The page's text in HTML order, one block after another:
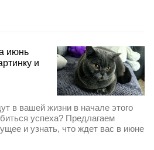
июнь
и
в вашей жизни в начале этого
успеха? Предлагаем
и узнать, что ждет вас в июне